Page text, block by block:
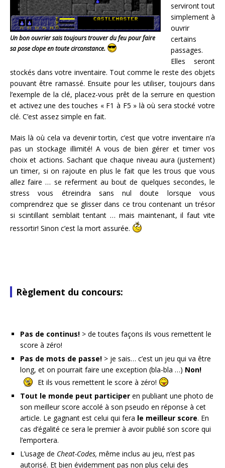
Un bon ouvrier sais toujours trouver du feu pour faire
sa pose clope en toute circonstance.
serviront tout
simplement à
ouvrir
certains
passages.
Elles seront
stockés dans votre inventaire. Tout comme le reste des objets
pouvant être ramassé. Ensuite pour les utiliser, toujours dans
l’exemple de la clé, placez-vous prêt de la serrure en question
et activez une des touches « F1 à F5 » là où sera stocké votre
clé. C’est assez simple en fait.
Mais là où cela va devenir tortin, c’est que votre inventaire n’a
pas un stockage illimité! A vous de bien gérer et timer vos
choix et actions. Sachant que chaque niveau aura (justement)
un timer, si on rajoute en plus le fait que les trous que vous
allez faire … se referment au bout de quelques secondes, le
stress vous étreindra sans nul doute lorsque vous
comprendrez que se glisser dans ce trou contenant un trésor
si scintillant semblait tentant … mais maintenant, il faut vite
ressortir! Sinon c’est la mort assurée.
Règlement du concours:
Pas de continus! > de toutes façons ils vous remettent le
score à zéro!
Pas de mots de passe! > je sais… c’est un jeu qui va être
long, et on pourrait faire une exception (bla-bla …) Non!
Et ils vous remettent le score à zéro!
Tout le monde peut participer en publiant une photo de
son meilleur score accolé à son pseudo en réponse à cet
article. Le gagnant est celui qui fera le meilleur score. En
cas d’égalité ce sera le premier à avoir publié son score qui
l’emportera.
L’usage de Cheat-Codes, même inclus au jeu, n’est pas
autorisé. Et bien évidemment pas non plus celui des